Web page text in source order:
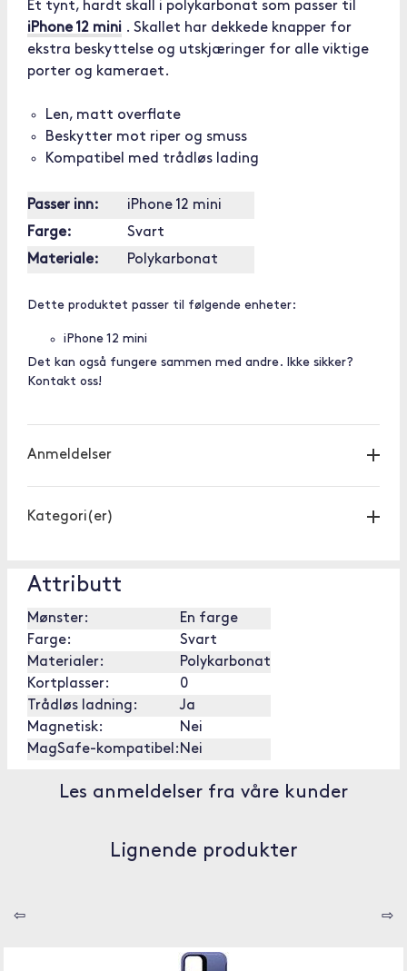
Et tynt, hardt skall i polykarbonat som passer til
iPhone 12 mini . Skallet har dekkede knapper for
ekstra beskyttelse og utskjæringer for alle viktige
porter og kameraet.
Len, matt overflate
Beskytter mot riper og smuss
Kompatibel med trådløs lading
Passer inn:
iPhone 12 mini
Farge:
Svart
Materiale:
Polykarbonat
Dette produktet passer til følgende enheter:
iPhone 12 mini
Det kan også fungere sammen med andre. Ikke sikker?
Kontakt oss!
Anmeldelser
Kategori(er)
Attributt
Mønster:
En farge
Farge:
Svart
Materialer:
Polykarbonat
Kortplasser:
0
Trådløs ladning:
Ja
Magnetisk:
Nei
MagSafe-kompatibel: Nei
Les anmeldelser fra våre kunder
Lignende produkter
⇦ ⇨